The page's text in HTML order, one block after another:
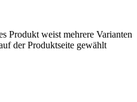
Produkt weist mehrere Varianten
der Produktseite gewählt